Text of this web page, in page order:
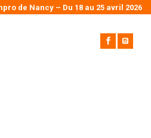
de Nancy – Du 18 au 25 avril 2026